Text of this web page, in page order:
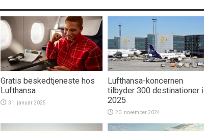
Gratis beskedtjeneste hos
Lufthansa
31. januar 2025
Lufthansa-koncernen
tilbyder 300 destinationer i
2025
20. november 2024